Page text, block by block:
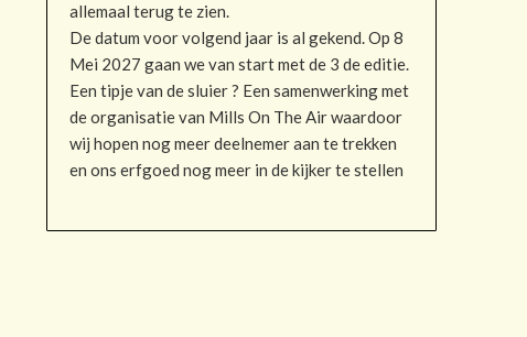
allemaal terug te zien.
De datum voor volgend jaar is al gekend. Op 8
Mei 2027 gaan we van start met de 3 de editie.
Een tipje van de sluier ? Een samenwerking met
de organisatie van Mills On The Air waardoor
wij hopen nog meer deelnemer aan te trekken
en ons erfgoed nog meer in de kijker te stellen